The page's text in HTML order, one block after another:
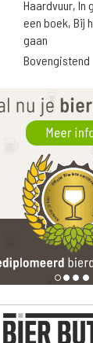
Haardvuur, In
een boek, Bij
gaan
Bovengistend